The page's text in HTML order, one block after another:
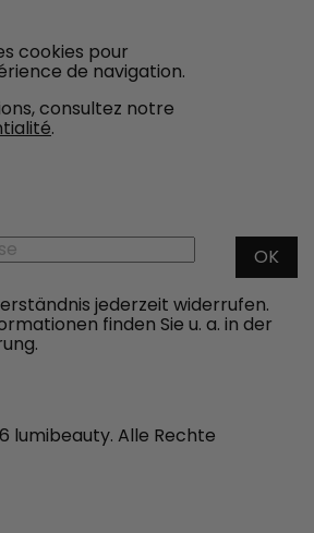
cookies pour
de navigation.
consultez notre
.
jederzeit widerrufen.
finden Sie u. a. in der
lumibeauty. Alle Rechte